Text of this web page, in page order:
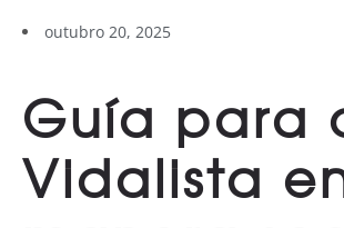
outubro 20, 2025
Guía para
Vidalista